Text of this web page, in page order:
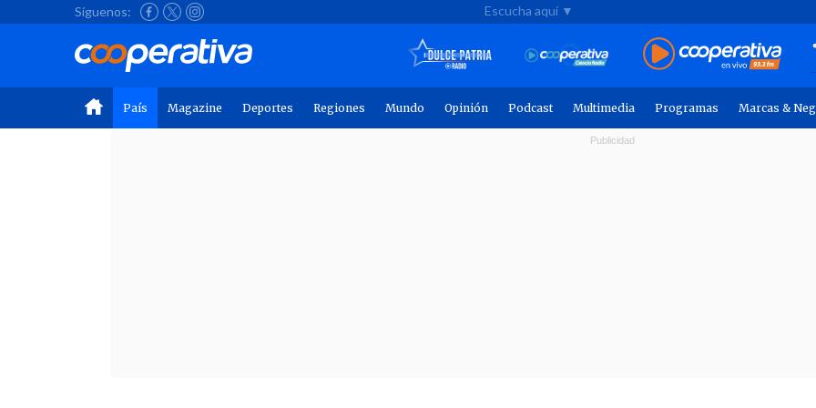
Síguenos: Escucha aquí ▼
País Magazine Deportes Regiones Mundo Opinión Podcast Multimedia Programas Marcas &